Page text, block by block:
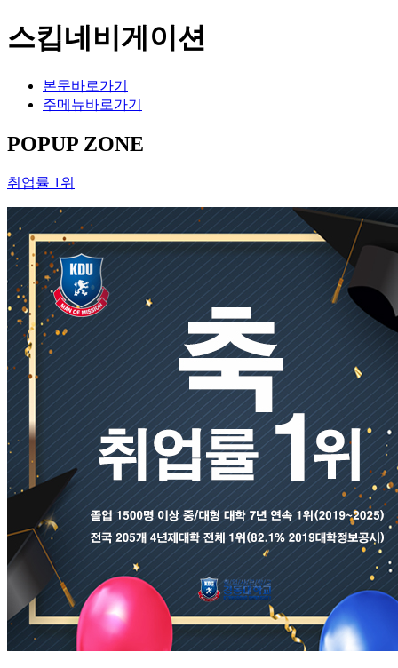
스킵네비게이션
본문바로가기
주메뉴바로가기
POPUP ZONE
취업률 1위